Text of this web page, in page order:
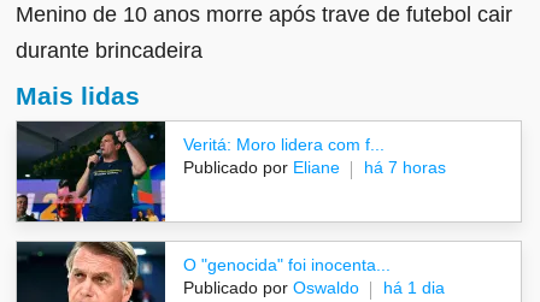
Menino de 10 anos morre após trave de futebol cair
durante brincadeira
Mais lidas
Veritá: Moro lidera com f...
Publicado por Eliane há 7 horas
O "genocida" foi inocenta...
Publicado por Oswaldo há 1 dia